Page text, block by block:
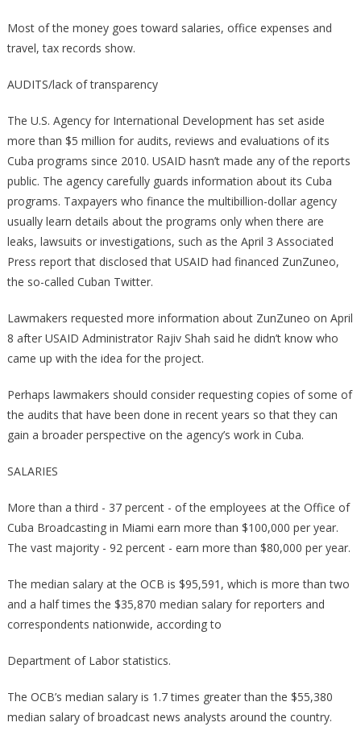
Most of the money goes toward salaries, office expenses and
travel, tax records show.
AUDITS/lack of transparency
The U.S. Agency for International Development has set aside
more than $5 million for audits, reviews and evaluations of its
Cuba programs since 2010. USAID hasn’t made any of the reports
public. The agency carefully guards information about its Cuba
programs. Taxpayers who finance the multibillion-­dollar agency
usually learn details about the programs only when there are
leaks, lawsuits or investigations, such as the April 3 Associated
Press report that disclosed that USAID had financed ZunZuneo,
the so-­called Cuban Twitter.
Lawmakers requested more information about ZunZuneo on April
8 after USAID Administrator Rajiv Shah said he didn’t know who
came up with the idea for the project.
Perhaps lawmakers should consider requesting copies of some of
the audits that have been done in recent years so that they can
gain a broader perspective on the agency’s work in Cuba.
SALARIES
More than a third -­ 37 percent -­ of the employees at the Office of
Cuba Broadcasting in Miami earn more than $100,000 per year.
The vast majority -­ 92 percent -­ earn more than $80,000 per year.
The median salary at the OCB is $95,591, which is more than two
and a half times the $35,870 median salary for reporters and
correspondents nationwide, according to
Department of Labor statistics.
The OCB’s median salary is 1.7 times greater than the $55,380
median salary of broadcast news analysts around the country.